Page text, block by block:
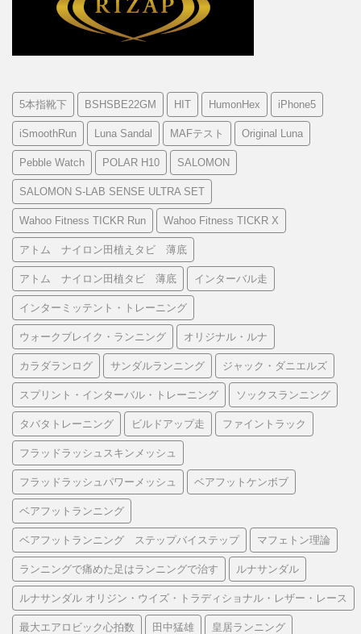
5本指靴下 BSHSBE22GM HIT HumonHex iPhone5
iSmoothRun Luna Sandal MAFテスト Original Luna
Pebble Watch POLAR H10 SALOMON
SALOMON S-LAB SENSE ULTRA SET
Wahoo Fitness TICKR Run Wahoo Fitness TICKR X
アトム ナイロン田植えタビ 薄底
アトム ナイロン田植タビ 薄底 インターバル走
インターミッテント・トレーニング
ウォークブレイク・ランニング オリジナル・ルナ
カラダランログ サンダルランニング ジャック・ダニエルズ
スプリント・インターバル・トレーニング ソックスランニング
タバタトレーニング ビルドアップ走 ファイントラック
フラッドラッシュスキンメッシュ
フラッドラッシュパワーメッシュ ベアフットケンボブ
ベアフットランニング
ベアフットランニング ステップバイステップ マフェトン理論
ランニングで痛めた足はランニングで治す ルナサンダル
ルナサンダル オリジン・ウイズ・トラディショナル・レザー・レース
最大エアロビック心拍数 田中猛雄 皇居ランニング